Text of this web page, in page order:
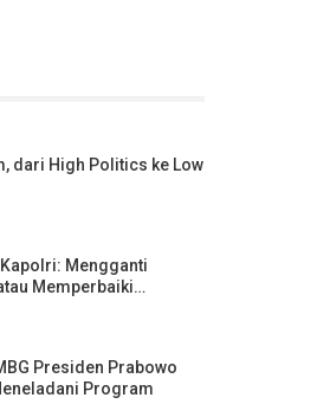
dari High Politics ke Low
Mengganti
Memperbaiki…
Presiden Prabowo
Program